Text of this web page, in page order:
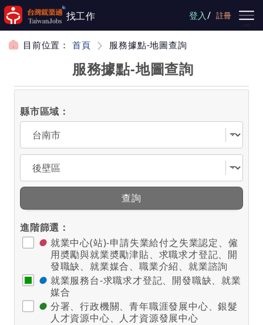
跳到主要內容
找工作 登入/ 註冊
目前位置： 首頁 服務據點-地圖查詢
服務據點-地圖查詢
縣市區域：
選擇縣市
選擇區域
查詢
進階篩選：
● 就業中心(站)-申請失業給付之失業認定、僱
用奬勵與就業奬勵津貼、求職求才登記、開
發職缺、就業媒合、職業介紹、就業諮詢
● 就業服務台-求職求才登記、開發職缺、就業
媒合
● 分署、行政機關、青年職涯發展中心、銀髮
人才資源中心、人才資源發展中心